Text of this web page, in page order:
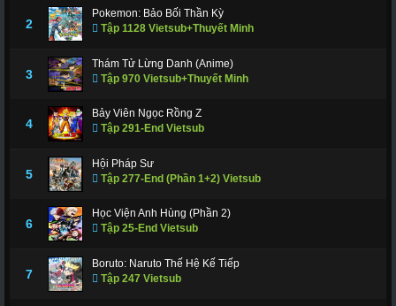
2
Pokemon: Bảo Bối Thần Kỳ
Tập 1128 Vietsub+Thuyết Minh
3
Thám Tử Lừng Danh (Anime)
Tập 970 Vietsub+Thuyết Minh
4
Bảy Viên Ngọc Rồng Z
Tập 291-End Vietsub
5
Hội Pháp Sư
Tập 277-End (Phần 1+2) Vietsub
6
Học Viện Anh Hùng (Phần 2)
Tập 25-End Vietsub
7
Boruto: Naruto Thế Hệ Kế Tiếp
Tập 247 Vietsub